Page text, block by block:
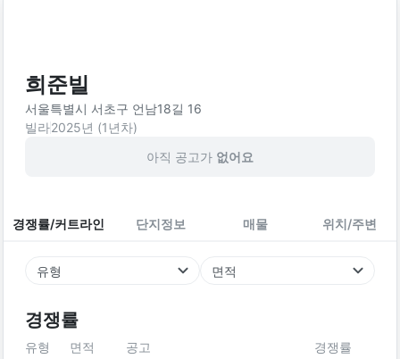
희준빌
서울특별시 서초구 언남18길 16
빌라2025년 (1년차)
아직 공고가 없어요
경쟁률/커트라인 단지정보 매물 위치/주변
유형 면적
경쟁률
유형 면적 공고 경쟁률